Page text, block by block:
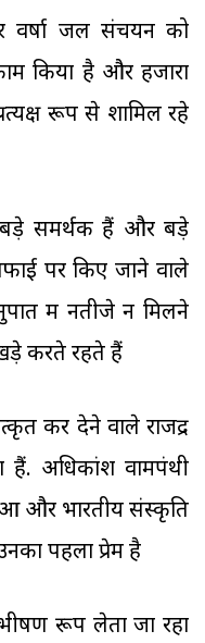
वर्षा जल संचयन को
किया है और हजारों
रूप से शामिल रहे
समर्थक हैं और बड़े
पर किए जाने वाले
में नतीजे न मिलने
करते रहते हैं
कर देने वाले राजेंद्र
हैं. अधिकांश वामपंथी
और भारतीय संस्कृति
पहला प्रेम है
रूप लेता जा रहा